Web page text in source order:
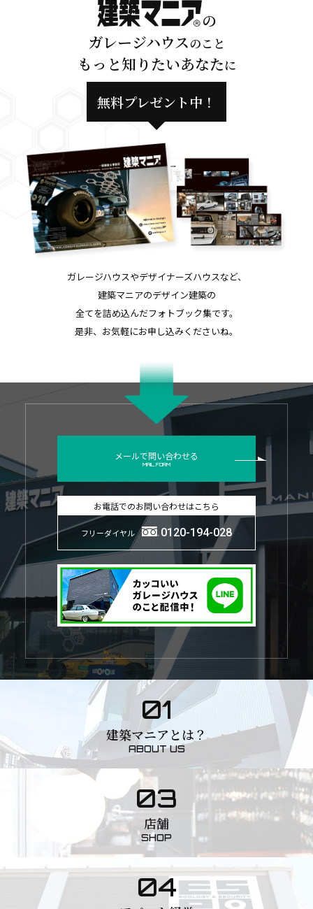
の
ガレージハウスのこと
もっと知りたいあなたに
無料プレゼント中！
ガレージハウスやデザイナーズハウスなど、
建築マニアのデザイン建築の
全てを詰め込んだフォトブック集です。
是非、お気軽にお申し込みくださいね。
メールで問い合わせる
MAIL FORM
お電話でのお問い合わせはこちら
フリーダイヤル 0120-194-028
01
建築マニアとは？
ABOUT US
03
店舗
SHOP
04